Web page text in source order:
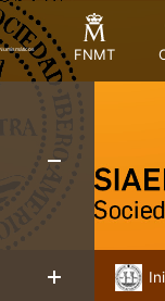
FNMT